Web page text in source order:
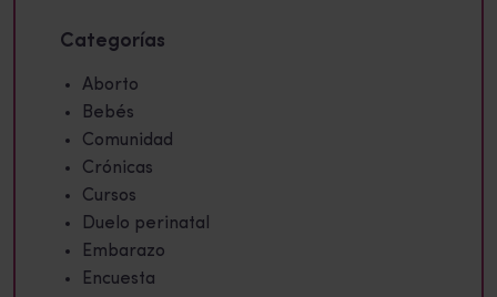
Categorías
Aborto
Bebés
Comunidad
Crónicas
Cursos
Duelo perinatal
Embarazo
Encuesta